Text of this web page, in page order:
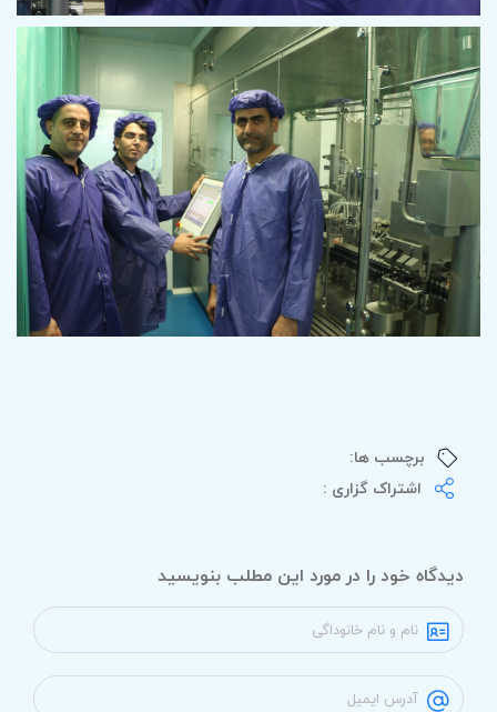
برچسب ها:
اشتراک گزاری :
دیدگاه خود را در مورد این مطلب بنویسید